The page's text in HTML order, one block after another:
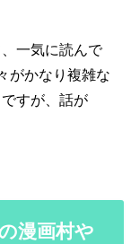
一気に読んで
がかなり複雑な
すが、話が
漫画村や